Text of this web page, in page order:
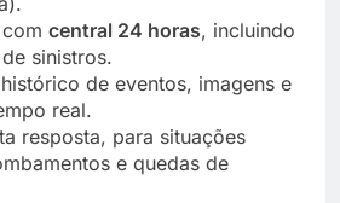
central 24 horas, incluindo
sinistros.
de eventos, imagens e
real.
resposta, para situações
e quedas de